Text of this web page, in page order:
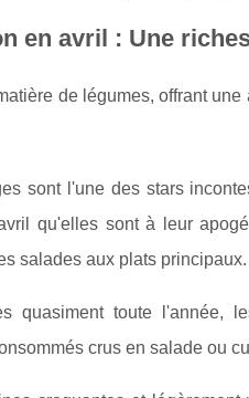
en avril : Une
de légumes, offrant
sont l'une des stars
qu'elles sont à leur
salades aux plats principaux.
quasiment toute l'année,
crus en salade ou